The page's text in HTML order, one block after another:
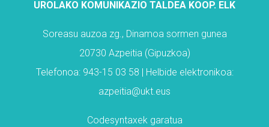
UROLAKO KOMUNIKAZIO TALDEA KOOP. ELK
Soreasu auzoa zg., Dinamoa sormen gunea
20730 Azpeitia (Gipuzkoa)
Telefonoa: 943-15 03 58 | Helbide elektronikoa:
azpeitia@ukt.eus
Codesyntaxek garatua